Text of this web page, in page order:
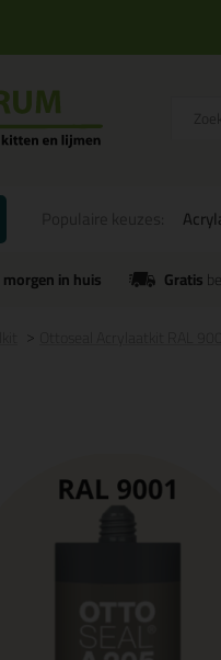
morgen in huis Gratis